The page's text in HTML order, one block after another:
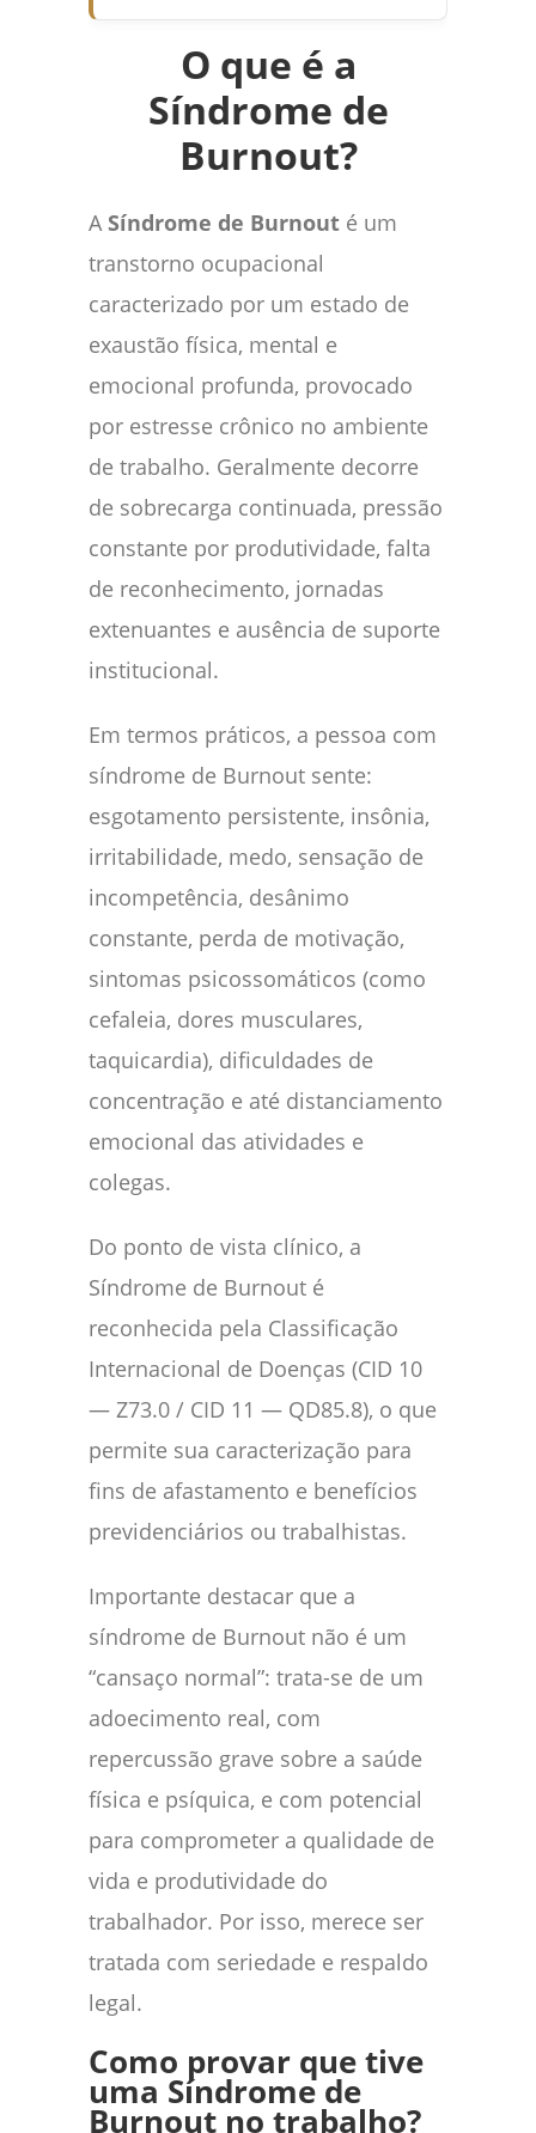
O que é a
Síndrome de
Burnout?
A Síndrome de Burnout é um
transtorno ocupacional
caracterizado por um estado de
exaustão física, mental e
emocional profunda, provocado
por estresse crônico no ambiente
de trabalho. Geralmente decorre
de sobrecarga continuada, pressão
constante por produtividade, falta
de reconhecimento, jornadas
extenuantes e ausência de suporte
institucional.
Em termos práticos, a pessoa com
síndrome de Burnout sente:
esgotamento persistente, insônia,
irritabilidade, medo, sensação de
incompetência, desânimo
constante, perda de motivação,
sintomas psicossomáticos (como
cefaleia, dores musculares,
taquicardia), dificuldades de
concentração e até distanciamento
emocional das atividades e
colegas.
Do ponto de vista clínico, a
Síndrome de Burnout é
reconhecida pela Classificação
Internacional de Doenças (CID 10
— Z73.0 / CID 11 — QD85.8), o que
permite sua caracterização para
fins de afastamento e benefícios
previdenciários ou trabalhistas.
Importante destacar que a
síndrome de Burnout não é um
“cansaço normal”: trata-se de um
adoecimento real, com
repercussão grave sobre a saúde
física e psíquica, e com potencial
para comprometer a qualidade de
vida e produtividade do
trabalhador. Por isso, merece ser
tratada com seriedade e respaldo
legal.
Como provar que tive
uma Síndrome de
Burnout no trabalho?